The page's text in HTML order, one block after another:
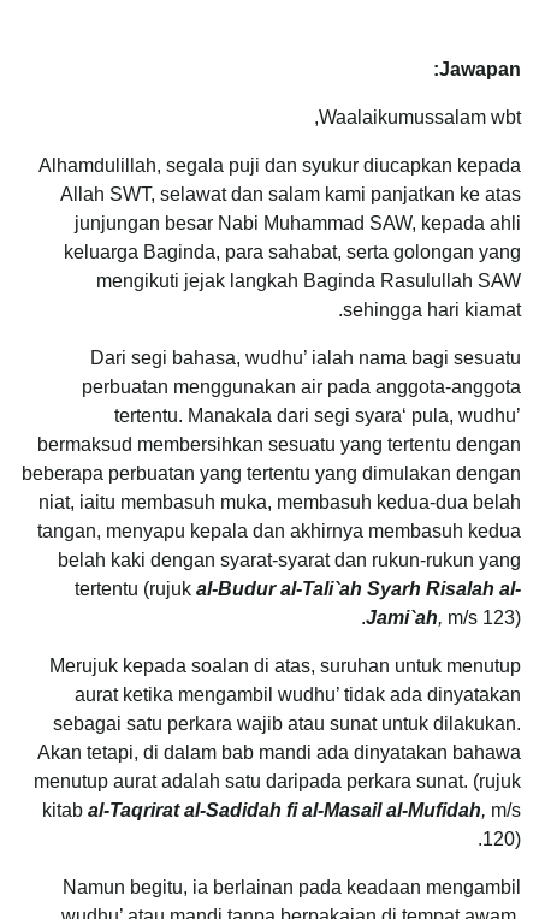
Jawapan:
Waalaikumussalam wbt,
Alhamdulillah, segala puji dan syukur diucapkan kepada
Allah SWT, selawat dan salam kami panjatkan ke atas
junjungan besar Nabi Muhammad SAW, kepada ahli
keluarga Baginda, para sahabat, serta golongan yang
mengikuti jejak langkah Baginda Rasulullah SAW
sehingga hari kiamat.
Dari segi bahasa, wudhu’ ialah nama bagi sesuatu
perbuatan menggunakan air pada anggota-anggota
tertentu. Manakala dari segi syara‘ pula, wudhu’
bermaksud membersihkan sesuatu yang tertentu dengan
beberapa perbuatan yang tertentu yang dimulakan dengan
niat, iaitu membasuh muka, membasuh kedua-dua belah
tangan, menyapu kepala dan akhirnya membasuh kedua
belah kaki dengan syarat-syarat dan rukun-rukun yang
tertentu (rujuk al-Budur al-Tali`ah Syarh Risalah al-
Jami`ah, m/s 123).
Merujuk kepada soalan di atas, suruhan untuk menutup
aurat ketika mengambil wudhu’ tidak ada dinyatakan
sebagai satu perkara wajib atau sunat untuk dilakukan.
Akan tetapi, di dalam bab mandi ada dinyatakan bahawa
menutup aurat adalah satu daripada perkara sunat. (rujuk
kitab al-Taqrirat al-Sadidah fi al-Masail al-Mufidah, m/s
120).
Namun begitu, ia berlainan pada keadaan mengambil